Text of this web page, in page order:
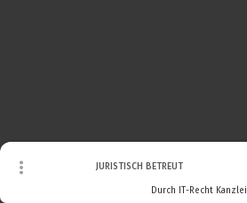
JURISTISCH BETREUT
Durch IT-Recht Kanzlei